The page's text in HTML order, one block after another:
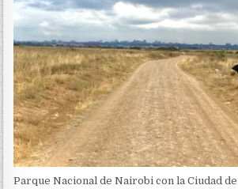
Parque Nacional de Nairobi con la Ciudad